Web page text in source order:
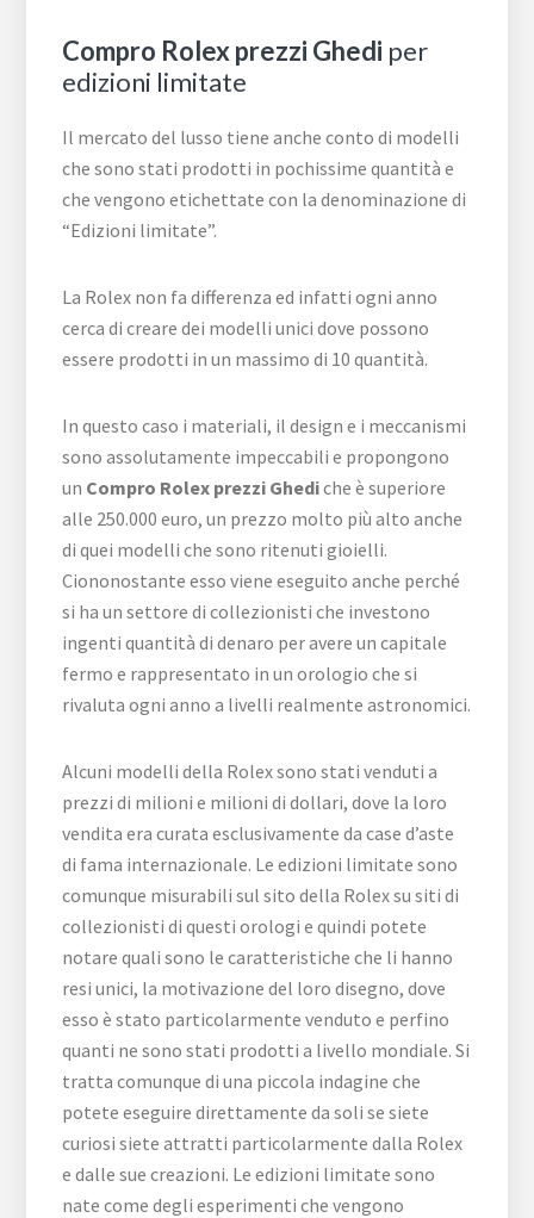
Compro Rolex prezzi Ghedi per
edizioni limitate
Il mercato del lusso tiene anche conto di modelli
che sono stati prodotti in pochissime quantità e
che vengono etichettate con la denominazione di
“Edizioni limitate”.
La Rolex non fa differenza ed infatti ogni anno
cerca di creare dei modelli unici dove possono
essere prodotti in un massimo di 10 quantità.
In questo caso i materiali, il design e i meccanismi
sono assolutamente impeccabili e propongono
un Compro Rolex prezzi Ghediche è superiore
alle 250.000 euro, un prezzo molto più alto anche
di quei modelli che sono ritenuti gioielli.
Ciononostante esso viene eseguito anche perché
si ha un settore di collezionisti che investono
ingenti quantità di denaro per avere un capitale
fermo e rappresentato in un orologio che si
rivaluta ogni anno a livelli realmente astronomici.
Alcuni modelli della Rolex sono stati venduti a
prezzi di milioni e milioni di dollari, dove la loro
vendita era curata esclusivamente da case d’aste
di fama internazionale. Le edizioni limitate sono
comunque misurabili sul sito della Rolex su siti di
collezionisti di questi orologi e quindi potete
notare quali sono le caratteristiche che li hanno
resi unici, la motivazione del loro disegno, dove
esso è stato particolarmente venduto e perfino
quanti ne sono stati prodotti a livello mondiale. Si
tratta comunque di una piccola indagine che
potete eseguire direttamente da soli se siete
curiosi siete attratti particolarmente dalla Rolex
e dalle sue creazioni. Le edizioni limitate sono
nate come degli esperimenti che vengono